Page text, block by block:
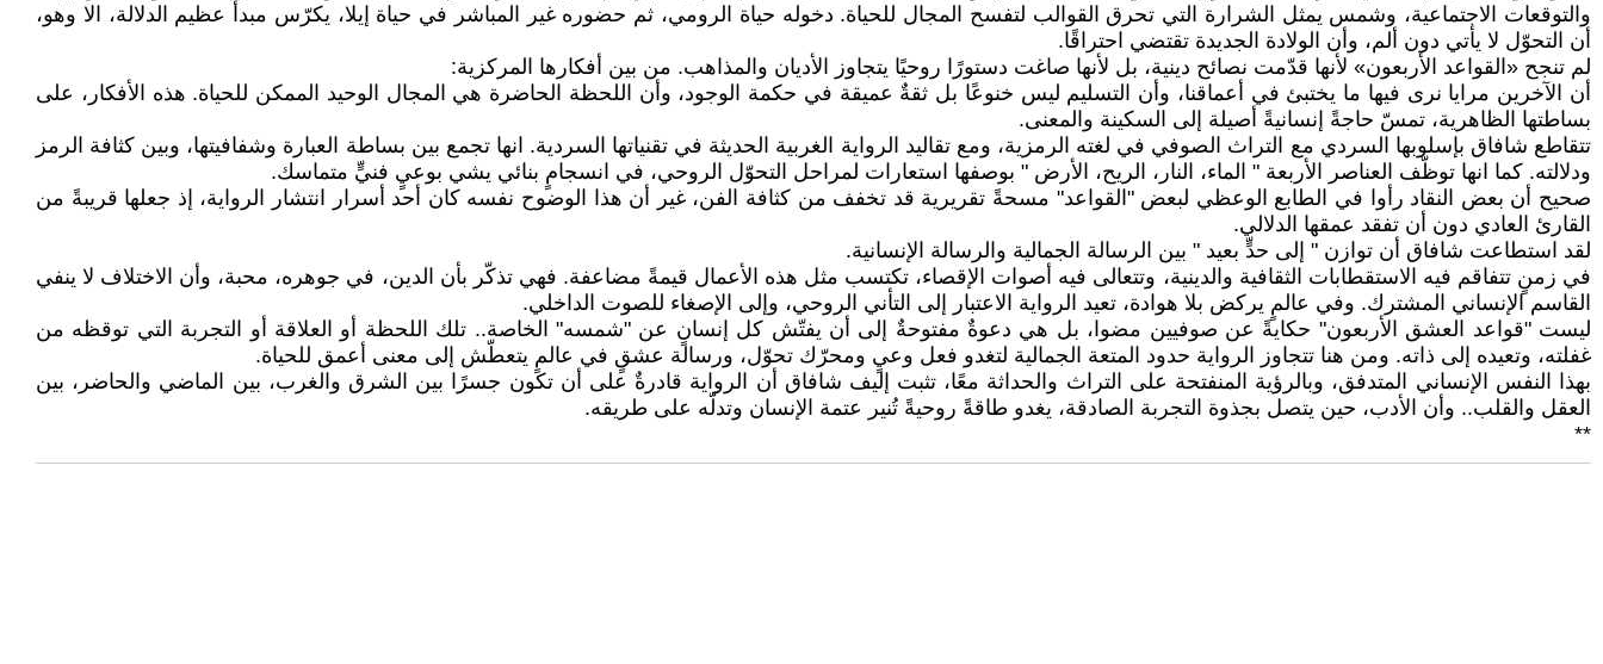
والتوقعات الاجتماعية، وشمس يمثل الشرارة التي تحرق القوالب لتفسح المجال للحياة. دخوله حياة الرومي، ثم حضوره غير المباشر في حياة إيلا، يكرّس مبدأ عظيم الدلالة، الا وهو،
أن التحوّل لا يأتي دون ألم، وأن الولادة الجديدة تقتضي احتراقًا.
لم تنجح «القواعد الأربعون» لأنها قدّمت نصائح دينية، بل لأنها صاغت دستورًا روحيًا يتجاوز الأديان والمذاهب. من بين أفكارها المركزية:
أن الآخرين مرايا نرى فيها ما يختبئ في أعماقنا، وأن التسليم ليس خنوعًا بل ثقةٌ عميقة في حكمة الوجود، وأن اللحظة الحاضرة هي المجال الوحيد الممكن للحياة. هذه الأفكار، على
بساطتها الظاهرية، تمسّ حاجةً إنسانيةً أصيلة إلى السكينة والمعنى.
تتقاطع شافاق بإسلوبها السردي مع التراث الصوفي في لغته الرمزية، ومع تقاليد الرواية الغربية الحديثة في تقنياتها السردية. انها تجمع بين بساطة العبارة وشفافيتها، وبين كثافة الرمز
ودلالته. كما انها توظّف العناصر الأربعة " الماء، النار، الريح، الأرض " بوصفها استعارات لمراحل التحوّل الروحي، في انسجامٍ بنائي يشي بوعيٍ فنيٍّ متماسك.
صحيح أن بعض النقاد رأوا في الطابع الوعظي لبعض "القواعد" مسحةً تقريرية قد تخفف من كثافة الفن، غير أن هذا الوضوح نفسه كان أحد أسرار انتشار الرواية، إذ جعلها قريبةً من
القارئ العادي دون أن تفقد عمقها الدلالي.
لقد استطاعت شافاق أن توازن " إلى حدٍّ بعيد " بين الرسالة الجمالية والرسالة الإنسانية.
في زمنٍ تتفاقم فيه الاستقطابات الثقافية والدينية، وتتعالى فيه أصوات الإقصاء، تكتسب مثل هذه الأعمال قيمةً مضاعفة. فهي تذكّر بأن الدين، في جوهره، محبة، وأن الاختلاف لا ينفي
القاسم الإنساني المشترك. وفي عالمٍ يركض بلا هوادة، تعيد الرواية الاعتبار إلى التأني الروحي، وإلى الإصغاء للصوت الداخلي.
ليست "قواعد العشق الأربعون" حكايةً عن صوفيين مضوا، بل هي دعوةٌ مفتوحةٌ إلى أن يفتّش كل إنسانٍ عن "شمسه" الخاصة.. تلك اللحظة أو العلاقة أو التجربة التي توقظه من
غفلته، وتعيده إلى ذاته. ومن هنا تتجاوز الرواية حدود المتعة الجمالية لتغدو فعل وعيٍ ومحرّك تحوّل، ورسالة عشقٍ في عالمٍ يتعطّش إلى معنى أعمق للحياة.
بهذا النفس الإنساني المتدفق، وبالرؤية المنفتحة على التراث والحداثة معًا، تثبت إليف شافاق أن الرواية قادرةٌ على أن تكون جسرًا بين الشرق والغرب، بين الماضي والحاضر، بين
العقل والقلب.. وأن الأدب، حين يتصل بجذوة التجربة الصادقة، يغدو طاقةً روحيةً تُنير عتمة الإنسان وتدلّه على طريقه.
**